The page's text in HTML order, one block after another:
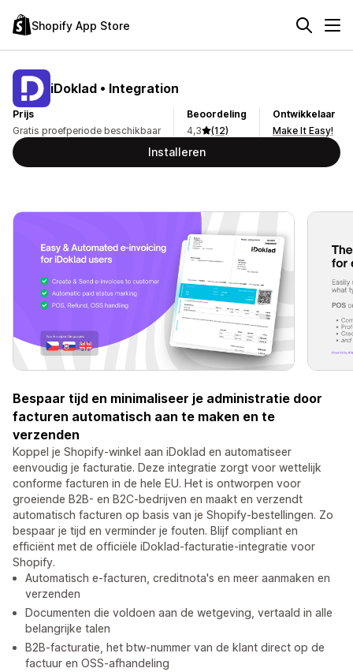
Shopify App Store
iDoklad • Integration
Prijs
Gratis proefperiode beschikbaar
Beoordeling
4,3
(12)
Ontwikkelaar
Make It Easy!
Installeren
Bespaar tijd en minimaliseer je administratie door
facturen automatisch aan te maken en te
verzenden
Koppel je Shopify-winkel aan iDoklad en automatiseer
eenvoudig je facturatie. Deze integratie zorgt voor wettelijk
conforme facturen in de hele EU. Het is ontworpen voor
groeiende B2B- en B2C-bedrijven en maakt en verzendt
automatisch facturen op basis van je Shopify-bestellingen. Zo
bespaar je tijd en verminder je fouten. Blijf compliant en
efficiënt met de officiële iDoklad-facturatie-integratie voor
Shopify.
Automatisch e-facturen, creditnota's en meer aanmaken en
verzenden
Documenten die voldoen aan de wetgeving, vertaald in alle
belangrijke talen
B2B-facturatie, het btw-nummer van de klant direct op de
factuur en OSS-afhandeling